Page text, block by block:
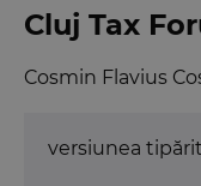
Cluj Tax
Cosmin Flavius
versiunea